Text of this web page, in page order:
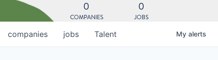
0
COMPANIES
0
JOBS
jobs
companies Talent My alerts